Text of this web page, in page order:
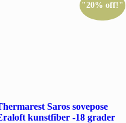
"20% off!"
Saros sovepose
kunstfiber -18 grader